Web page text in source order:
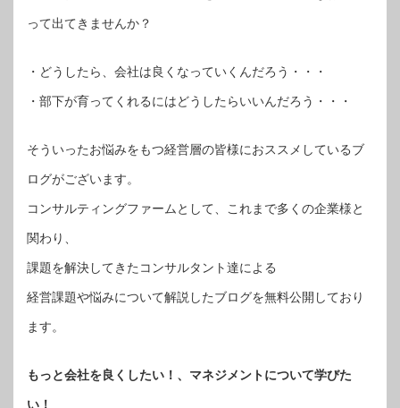
って出てきませんか？
・どうしたら、会社は良くなっていくんだろう・・・
・部下が育ってくれるにはどうしたらいいんだろう・・・
そういったお悩みをもつ経営層の皆様におススメしているブ
ログがございます。
コンサルティングファームとして、これまで多くの企業様と
関わり、
課題を解決してきたコンサルタント達による
経営課題や悩みについて解説したブログを無料公開しており
ます。
もっと会社を良くしたい！、マネジメントについて学びた
い！